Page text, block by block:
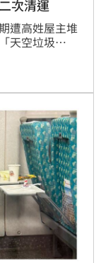
次清運
遭高姓屋主堆
天空垃圾
清運，今
此次強拆與清
屋主求償，以